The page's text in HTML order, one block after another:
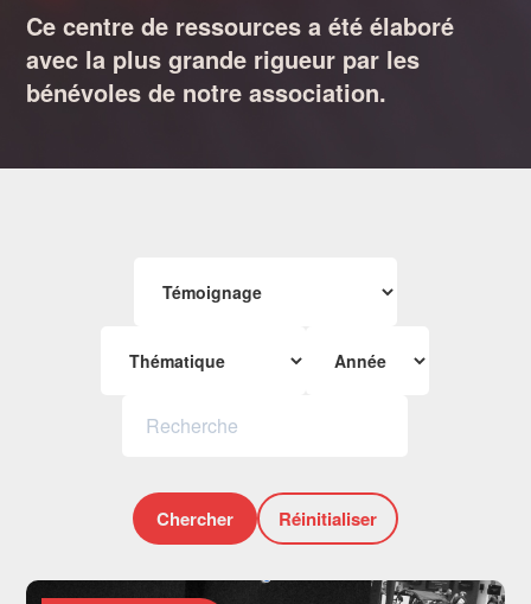
Ce centre de ressources a été élaboré
avec la plus grande rigueur par les
bénévoles de notre association.
Chercher Réinitialiser